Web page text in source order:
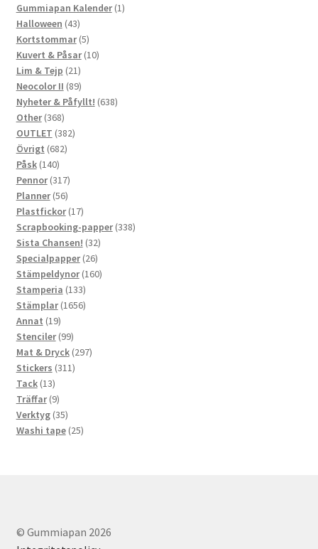
produkter
Gummiapan Kalender 11
Halloween 4343
produkter
Kortstommar 55
produkter
Kuvert & Påsar 1010
Lim & Tejp 2121
produkter
Neocolor II 8989
produkter
Nyheter & Påfyllt! 638638
Other 368368
produkter
OUTLET 382382
Övrigt 682682
Påsk 140140
produkter
Pennor 317317
produkter
Planner 5656
produkter
Plastfickor 1717
produkter
Scrapbooking-papper 338338
Sista Chansen! 3232
produkter
Specialpapper 2626
produkter
Stämpeldynor 160160
Stamperia 133133
produkter
Stämplar 16561656
Annat 1919
produkter
Stenciler 9999
produkter
Mat & Dryck 297297
Stickers 311311
Tack 1313
produkter
Träffar 99
produkter
Verktyg 3535
produkter
Washi tape 2525
© Gummiapan 2026